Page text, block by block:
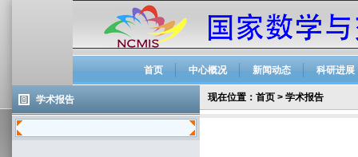
首页 中心概况 新闻动态 科研进展
学术报告 现在位置： 首页 > 学术报告